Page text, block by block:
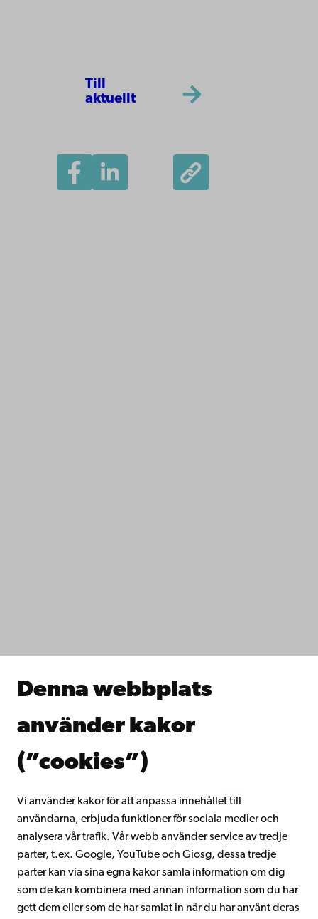
Denna webbplats
använder kakor
(”cookies”)
Vi använder kakor för att anpassa innehållet till
användarna, erbjuda funktioner för sociala medier och
analysera vår trafik. Vår webb använder service av tredje
parter, t.ex. Google, YouTube och Giosg, dessa tredje
parter kan via sina egna kakor samla information om dig
som de kan kombinera med annan information som du har
gett dem eller som de har samlat in när du har använt deras
Till
aktuellt
Samarbeta med oss
Kontinuerligt lärande
Gå med i Åbo Akademis alumnnätverk
Intranätet
Facebook InstagramYouTube LinkedIn Blog Snapchat